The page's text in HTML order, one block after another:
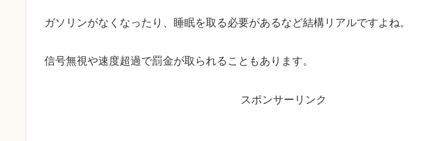
ガソリンがなくなったり、睡眠を取る必要があるなど結構リアルですよね。
信号無視や速度超過で罰金が取られることもあります。
スポンサーリンク